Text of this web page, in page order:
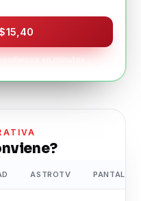
en minutos
ASTROTV PANTALLAS